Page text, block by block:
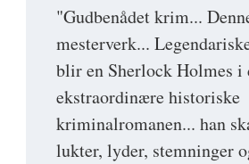
"Gudbenådet krim...
mesterverk...
blir en Sherlock Holmes i
ekstraordinære historiske
kriminalromanen... han
lukter, lyder, stemninger